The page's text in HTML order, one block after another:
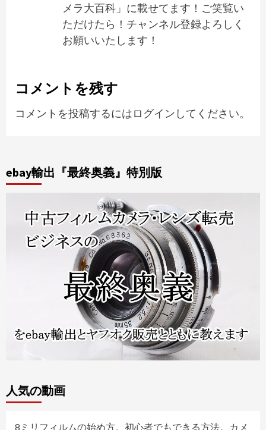
メラ大百科」に載せてます！ご笑覧い
ただけたら！チャンネル登録よろしく
お願いいたします！
コメントを残す
コメントを投稿するにはログイン してください。
ebay輸出『最終奥義』特別版
人気の動画
8ミリフィルムの始め方。初心者でもできる方法。カメ